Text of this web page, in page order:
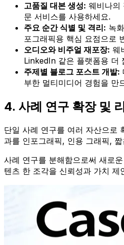
고품질 대본 생성: 웨비나의
문 서비스를 사용하세요.
주요 순간 식별 및 격리: 녹
포그래픽용 핵심 요점으로
오디오와 비주얼 재포장: 웨
LinkedIn 같은 플랫폼용 더
주제별 블로그 포스트 개발:
부한 멀티미디어 경험을 만
4. 사례 연구 확장 및
단일 사례 연구를 여러 자산으로
과를 인포그래픽, 인용 그래픽,
사례 연구를 분해함으로써 새로
텐츠 한 조각을 신뢰성과 가치